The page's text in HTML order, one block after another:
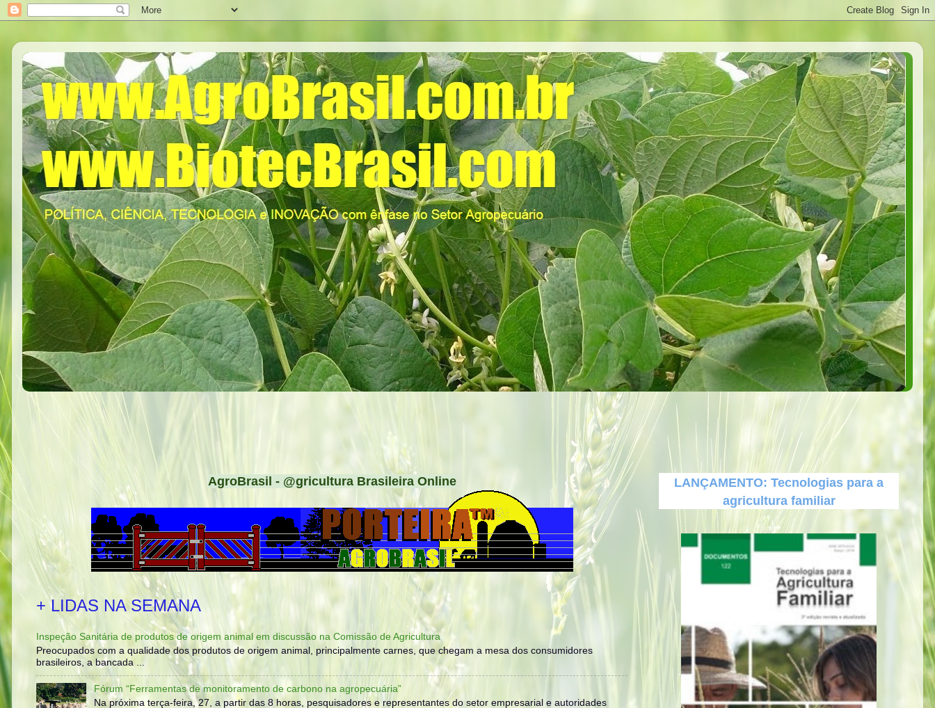
AgroBrasil - @gricultura Brasileira Online
+ LIDAS NA SEMANA
Inspeção Sanitária de produtos de origem animal em discussão na Comissão de Agricultura
Preocupados com a qualidade dos produtos de origem animal, principalmente carnes, que chegam a mesa dos consumidores
brasileiros, a bancada ...
Fórum “Ferramentas de monitoramento de carbono na agropecuária”
Na próxima terça-feira, 27, a partir das 8 horas, pesquisadores e representantes do setor empresarial e autoridades
LANÇAMENTO: Tecnologias para a
agricultura familiar